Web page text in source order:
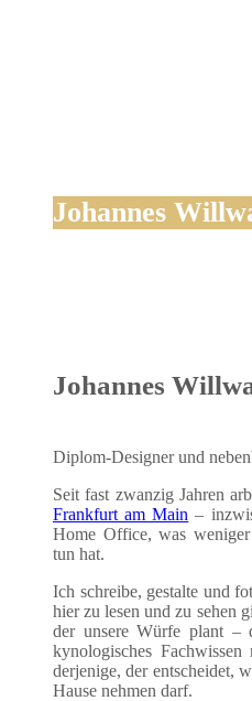
Johannes
Johannes
Diplom-Desi­gner und
Seit fast zwan­zig Jah­ren
Frank­furt am Main –
Home Office, was
tun hat.
Ich schrei­be, gestal­te und
hier zu lesen und zu sehen
der unse­re Wür­fe plant –
kyno­lo­gi­sches
der­je­ni­ge, der ent­schei­det,
Hau­se neh­men darf.